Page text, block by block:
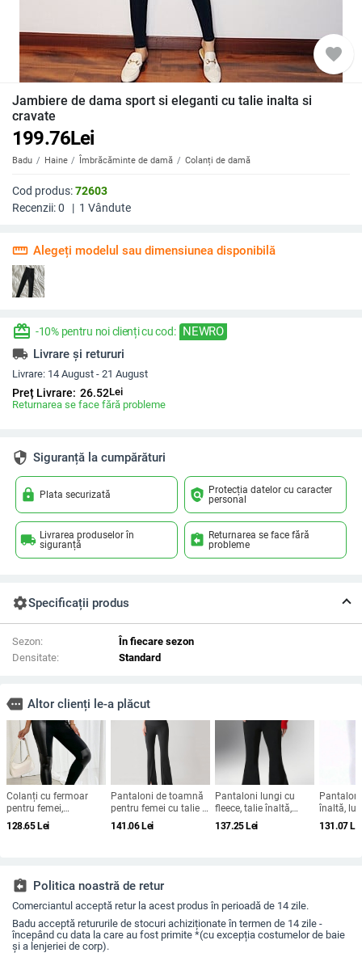
favorite
Jambiere de dama sport si eleganti cu talie inalta si
cravate
199.76Lei
Badu Haine Îmbrăcăminte de damă Colanți de damă
Cod produs:72603
Recenzii:0 | 1 Vândute
straighten Alegeți modelul sau dimensiunea disponibilă
redeem -10% pentru noi clienți cu cod: NEWRO
local_shipping Livrare și retururi
Livrare: 14 August - 21 August
Preț Livrare: 26.52Lei
Returnarea se face fără probleme
security Siguranță la cumpărături
lock Plata securizată policy Protecția datelor cu caracter
personal
local_shipping Livrarea produselor în
siguranță
assignment_return Returnarea se face fără
probleme
settingsSpecificații produs
Sezon:
În fiecare sezon
Densitate:
Standard
more Altor clienți le-a plăcut
Colanți cu fermoar
pentru femei,
îmbrăcăminte
exterioară de
strâmte, creion,
pantaloni magici
128.65Lei
Pantaloni de toamnă
pentru femei cu talie în
V, deschidere laterală
și micro flare, talie
141.06Lei
Pantaloni lungi cu
fleece, talie înaltă,
croială evazată, groși
și calzi; poliester 95%
137.25Lei
înaltă,
poliester,
croială
131.07Lei
assignment_return Politica noastră de retur
Comerciantul acceptă retur la acest produs în perioadă de 14 zile.
Badu acceptă retururile de stocuri achiziționate în termen de 14 zile -
începând cu data la care au fost primite *(cu excepția costumelor de baie
și a lenjeriei de corp).